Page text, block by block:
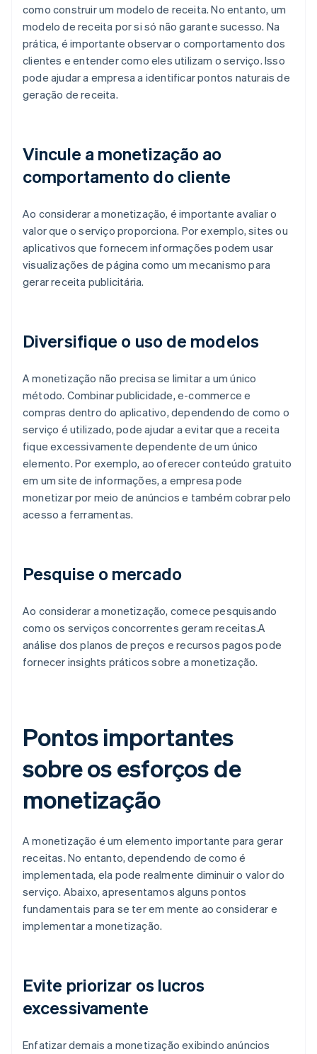
como construir um modelo de receita. No entanto, um
modelo de receita por si só não garante sucesso. Na
prática, é importante observar o comportamento dos
clientes e entender como eles utilizam o serviço. Isso
pode ajudar a empresa a identificar pontos naturais de
geração de receita.
Vincule a monetização ao
comportamento do cliente
Ao considerar a monetização, é importante avaliar o
valor que o serviço proporciona. Por exemplo, sites ou
aplicativos que fornecem informações podem usar
visualizações de página como um mecanismo para
gerar receita publicitária.
Diversifique o uso de modelos
A monetização não precisa se limitar a um único
método. Combinar publicidade, e-commerce e
compras dentro do aplicativo, dependendo de como o
serviço é utilizado, pode ajudar a evitar que a receita
fique excessivamente dependente de um único
elemento. Por exemplo, ao oferecer conteúdo gratuito
em um site de informações, a empresa pode
monetizar por meio de anúncios e também cobrar pelo
acesso a ferramentas.
Pesquise o mercado
Ao considerar a monetização, comece pesquisando
como os serviços concorrentes geram receitas.A
análise dos planos de preços e recursos pagos pode
fornecer insights práticos sobre a monetização.
Pontos importantes
sobre os esforços de
monetização
A monetização é um elemento importante para gerar
receitas. No entanto, dependendo de como é
implementada, ela pode realmente diminuir o valor do
serviço. Abaixo, apresentamos alguns pontos
fundamentais para se ter em mente ao considerar e
implementar a monetização.
Evite priorizar os lucros
excessivamente
Enfatizar demais a monetização exibindo anúncios